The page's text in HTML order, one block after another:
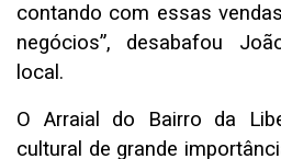
contando com essas
negócios”, desabafou
local.
O Arraial do Bairro da
cultural de grande